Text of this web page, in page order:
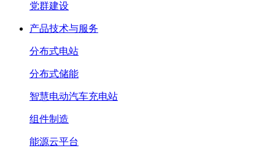
党群建设
产品技术与服务
分布式电站
分布式储能
智慧电动汽车充电站
组件制造
能源云平台